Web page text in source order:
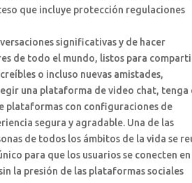
que incluye protección regulaciones
significativas y de hacer
de todo el mundo, listos para
o incluso nuevas amistades,
una plataforma de video chat, tenga
plataformas con configuraciones de
segura y agradable. Una de las
de todos los ámbitos de la vida se
para que los usuarios se conecten en
la presión de las plataformas sociales